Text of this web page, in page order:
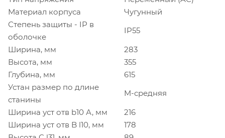
Материал корпуса
Чугунный
Степень защиты - IP в
оболочке
IP55
Ширина, мм
283
Высота, мм
355
Глубина, мм
615
Устан размер по длине
станины
M-средняя
Ширина уст отв b10 А, мм
216
Ширина уст отв B l10, мм
178